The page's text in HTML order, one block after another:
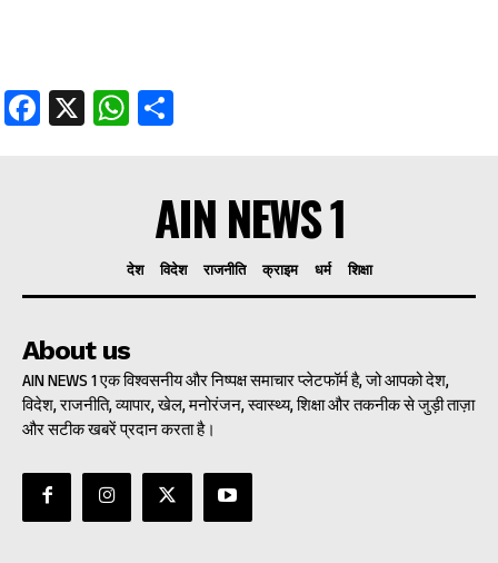
Facebook
X WhatsApp
AIN NEWS 1
देश विदेश राजनीति क्राइम धर्म शिक्षा
About us
AIN NEWS 1 एक विश्वसनीय और निष्पक्ष समाचार प्लेटफॉर्म है, जो आपको देश,
विदेश, राजनीति, व्यापार, खेल, मनोरंजन, स्वास्थ्य, शिक्षा और तकनीक से जुड़ी ताज़ा
और सटीक खबरें प्रदान करता है।